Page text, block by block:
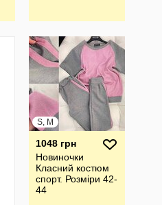
S, M
1048 грн
Новиночки
Класний костюм
спорт. Розміри 42-
44